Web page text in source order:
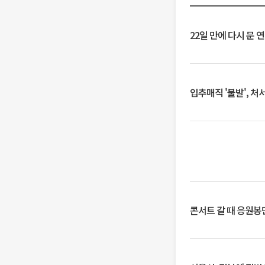
22일 만에 다시 문
입추매직 '불발', 처
콘서트 갈 때 응원